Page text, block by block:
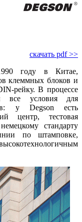
скачать pdf >>
году в Китае,
клеммных блоков и
рейку. В процессе
все условия для
у Degson есть
центр, тестовая
стандарту
по штамповке,